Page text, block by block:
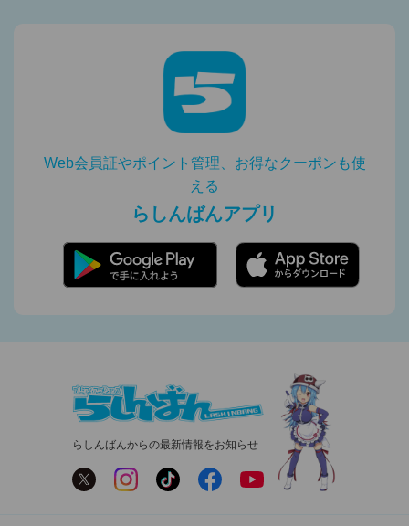
Web会員証やポイント管理、お得なクーポンも使
える
らしんばんアプリ
らしんばんからの最新情報をお知らせ